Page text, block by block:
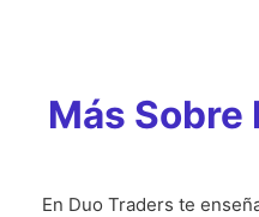
Más Sobre
En Duo Traders te